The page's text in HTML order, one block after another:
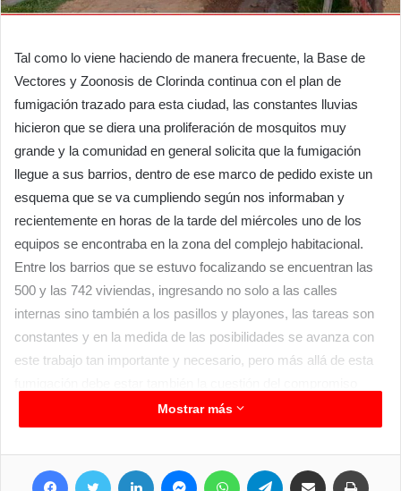
Tal como lo viene haciendo de manera frecuente, la Base de
Vectores y Zoonosis de Clorinda continua con el plan de
fumigación trazado para esta ciudad, las constantes lluvias
hicieron que se diera una proliferación de mosquitos muy
grande y la comunidad en general solicita que la fumigación
llegue a sus barrios, dentro de ese marco de pedido existe un
esquema que se va cumpliendo según nos informaban y
recientemente en horas de la tarde del miércoles uno de los
equipos se encontraba en la zona del complejo habitacional.
Entre los barrios que se estuvo focalizando se encuentran las
500 y las 742 viviendas, ingresando no solo a las calles
internas sino también a los pasillos y playones, las tareas son
constantes y en la medida de las posibilidades se avanza con
este trabajo tan importante y necesario, pero más allá de esta
ciudadano y evitar dejar recipientes donde se pueda acumular
agua que luego sirva de criadero de mosquitos, incluso los
transmisores del dengue, vale recordar que años atrás
habíamos tenido una situación delicada y eso bien podría volver
Mostrar más
Facebook Twitter LinkedIn MessengerWhatsApp Telegram Compartir por correo electrónico